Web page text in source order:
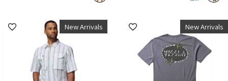
הוספה למועדפים New Arrivals
New Arrivals